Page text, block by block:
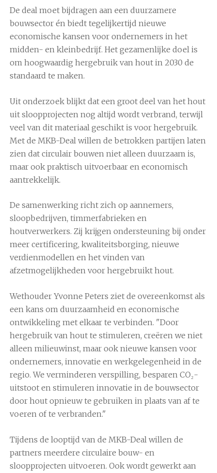
De deal moet bijdragen aan een duurzamere
bouwsector én biedt tegelijkertijd nieuwe
economische kansen voor ondernemers in het
midden- en kleinbedrijf. Het gezamenlijke doel is
om hoogwaardig hergebruik van hout in 2030 de
standaard te maken.
Uit onderzoek blijkt dat een groot deel van het hout
uit sloopprojecten nog altijd wordt verbrand, terwijl
veel van dit materiaal geschikt is voor hergebruik.
Met de MKB-Deal willen de betrokken partijen laten
zien dat circulair bouwen niet alleen duurzaam is,
maar ook praktisch uitvoerbaar en economisch
aantrekkelijk.
De samenwerking richt zich op aannemers,
sloopbedrijven, timmerfabrieken en
houtverwerkers. Zij krijgen ondersteuning bij onder
meer certificering, kwaliteitsborging, nieuwe
verdienmodellen en het vinden van
afzetmogelijkheden voor hergebruikt hout.
Wethouder Yvonne Peters ziet de overeenkomst als
een kans om duurzaamheid en economische
ontwikkeling met elkaar te verbinden. "Door
hergebruik van hout te stimuleren, creëren we niet
alleen milieuwinst, maar ook nieuwe kansen voor
ondernemers, innovatie en werkgelegenheid in de
regio. We verminderen verspilling, besparen CO₂-
uitstoot en stimuleren innovatie in de bouwsector
door hout opnieuw te gebruiken in plaats van af te
voeren of te verbranden."
Tijdens de looptijd van de MKB-Deal willen de
partners meerdere circulaire bouw- en
sloopprojecten uitvoeren. Ook wordt gewerkt aan